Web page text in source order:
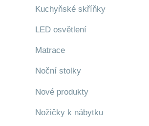
Kuchyňské skříňky
LED osvětlení
Matrace
Noční stolky
Nové produkty
Nožičky k nábytku